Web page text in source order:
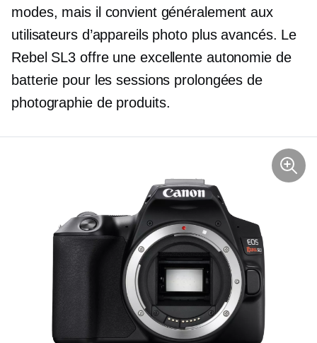
modes, mais il convient généralement aux
utilisateurs d’appareils photo plus avancés. Le
Rebel SL3 offre une excellente autonomie de
batterie pour les sessions prolongées de
photographie de produits.